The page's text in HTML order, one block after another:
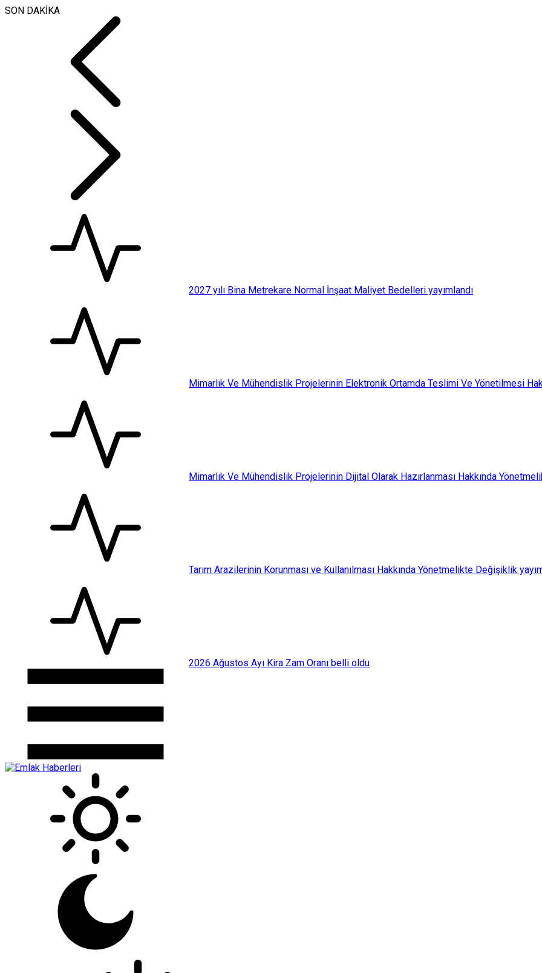
SON DAKİKA
2027 yılı Bina Metrekare Normal İnşaat Maliyet Bedelleri yayımlandı
Mimarlık Ve Mühendislik Projelerinin Elektronik Ortamda Teslimi Ve Yönetilmesi
Mimarlık Ve Mühendislik Projelerinin Dijital Olarak Hazırlanması Hakkında
Tarım Arazilerinin Korunması ve Kullanılması Hakkında Yönetmelikte Değişiklik
2026 Ağustos Ayı Kira Zam Oranı belli oldu